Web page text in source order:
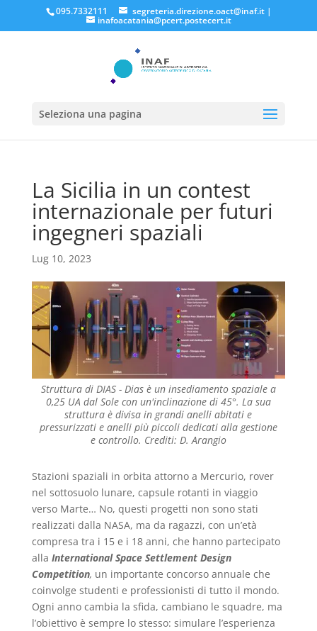
095.7332111 segreteria.direzione.oact@inaf.it|
inafoacatania@pcert.postecert.it
Seleziona una pagina
La Sicilia in un contest
internazionale per futuri
ingegneri spaziali
Lug 10, 2023
Struttura di DIAS - Dias è un insediamento spaziale a
0,25 UA dal Sole con un'inclinazione di 45°. La sua
struttura è divisa in grandi anelli abitati e
pressurizzati e anelli più piccoli dedicati alla gestione
e controllo. Crediti: D. Arangio
Stazioni spaziali in orbita attorno a Mercurio, rover
nel sottosuolo lunare, capsule rotanti in viaggio
verso Marte… No, questi progetti non sono stati
realizzati dalla NASA, ma da ragazzi, con un’età
compresa tra i 15 e i 18 anni, che hanno partecipato
alla International Space Settlement Design
Competition, un importante concorso annuale che
coinvolge studenti e professionisti di tutto il mondo.
Ogni anno cambia la sfida, cambiano le squadre, ma
l’obiettivo è sempre lo stesso: simulare l’esperienza